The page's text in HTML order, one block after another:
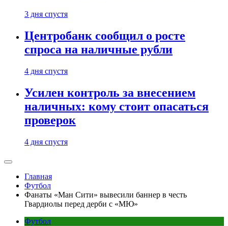
3 дня спустя
Центробанк сообщил о росте
спроса на наличные рубли
4 дня спустя
Усилен контроль за внесением
наличных: кому стоит опасаться
проверок
4 дня спустя
Главная
Футбол
Фанаты «Ман Сити» вывесили баннер в честь
Гвардиолы перед дерби с «МЮ»
Футбол